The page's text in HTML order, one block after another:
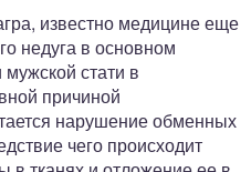
известно медицине еще
недуга в основном
стати в
причиной
нарушение обменных
чего происходит